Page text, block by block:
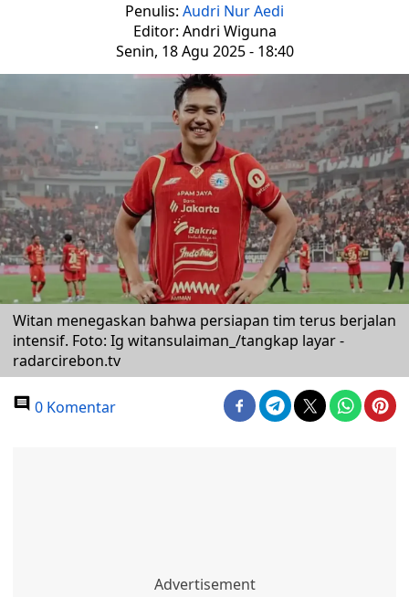
Penulis: Audri Nur Aedi
Editor: Andri Wiguna
Senin, 18 Agu 2025 - 18:40
Witan menegaskan bahwa persiapan tim terus berjalan
intensif. Foto: Ig witansulaiman_/tangkap layar -
radarcirebon.tv
0 Komentar